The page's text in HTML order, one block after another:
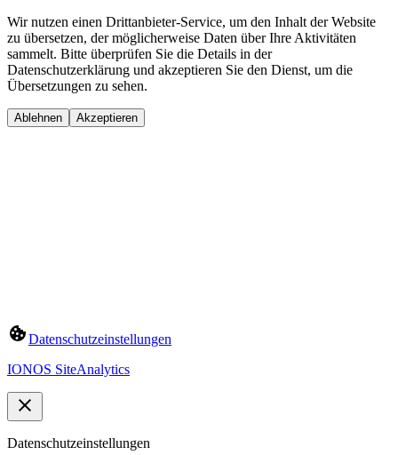
Wir nutzen einen Drittanbieter-Service, um den Inhalt der Website
zu übersetzen, der möglicherweise Daten über Ihre Aktivitäten
sammelt. Bitte überprüfen Sie die Details in der
Datenschutzerklärung und akzeptieren Sie den Dienst, um die
Übersetzungen zu sehen.
Ablehnen Akzeptieren
Datenschutzeinstellungen
IONOS SiteAnalytics
Datenschutzeinstellungen